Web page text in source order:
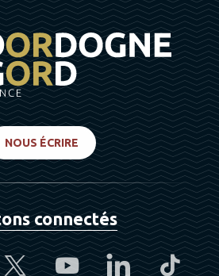
NOUS ÉCRIRE
connectés